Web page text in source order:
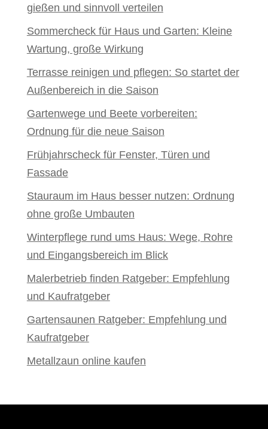
gießen und sinnvoll verteilen
Sommercheck für Haus und Garten: Kleine
Wartung, große Wirkung
Terrasse reinigen und pflegen: So startet der
Außenbereich in die Saison
Gartenwege und Beete vorbereiten:
Ordnung für die neue Saison
Frühjahrscheck für Fenster, Türen und
Fassade
Stauraum im Haus besser nutzen: Ordnung
ohne große Umbauten
Winterpflege rund ums Haus: Wege, Rohre
und Eingangsbereich im Blick
Malerbetrieb finden Ratgeber: Empfehlung
und Kaufratgeber
Gartensaunen Ratgeber: Empfehlung und
Kaufratgeber
Metallzaun online kaufen